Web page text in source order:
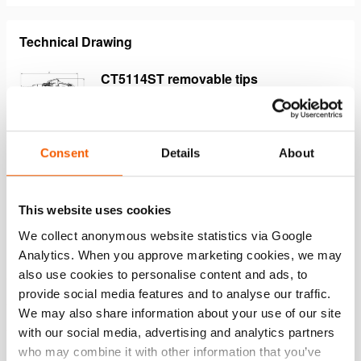
Consent Details About
This website uses cookies
We collect anonymous website statistics via Google
Analytics. When you approve marketing cookies, we may
also use cookies to personalise content and ads, to
provide social media features and to analyse our traffic.
We may also share information about your use of our site
with our social media, advertising and analytics partners
who may combine it with other information that you’ve
Technical Drawing
CT5114ST removable tips
Télécharger
Caractéristiques
Extrêmement compact & ultra-léger
Facile à intégrer à votre kit existant
Poignée de transport escamotable à 90° pour une
compacité maximale